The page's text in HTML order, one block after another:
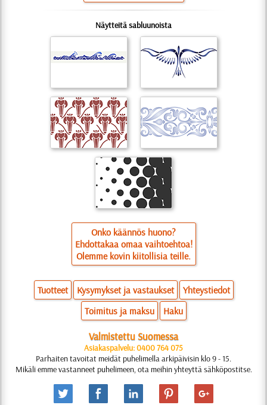
Näytteitä sabluunoista
Onko käännös huono?
Ehdottakaa omaa vaihtoehtoa!
Olemme kovin kiitollisia teille.
Tuotteet Kysymykset ja vastaukset
Yhteystiedot
Toimitus ja maksu
Haku
Valmistettu Suomessa
Asiakaspalvelu: 0400 764 075
Parhaiten tavoitat meidät puhelimella arkipäivisin klo 9 - 15.
Mikäli emme vastanneet puhelimeen, ota meihin yhteyttä sähköpostitse.